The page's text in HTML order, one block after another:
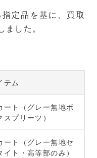
定品を基に、買取
した。
テム
ート（グレー無地ボ
スプリーツ）
ート（グレー無地セ
イト・高等部のみ）